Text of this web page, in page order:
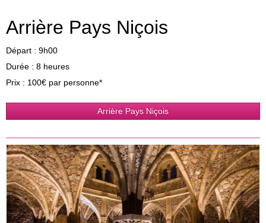
Arrière Pays Niçois
Départ : 9h00
Durée : 8 heures
Prix : 100€ par personne*
Arrière Pays Niçois